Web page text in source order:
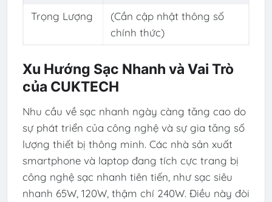
Trọng Lượng
(Cần cập nhật thông số
chính thức)
Xu Hướng Sạc Nhanh và Vai Trò
của CUKTECH
Nhu cầu về sạc nhanh ngày càng tăng cao do
sự phát triển của công nghệ và sự gia tăng số
lượng thiết bị thông minh. Các nhà sản xuất
smartphone và laptop đang tích cực trang bị
công nghệ sạc nhanh tiên tiến, như sạc siêu
nhanh 65W, 120W, thậm chí 240W. Điều này đòi